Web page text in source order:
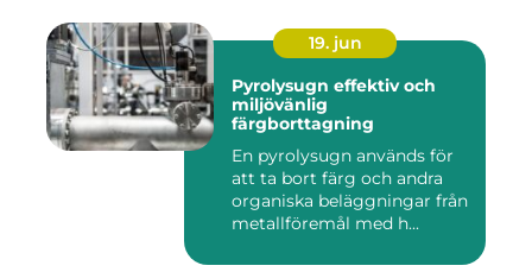
19. jun
Pyrolysugn effektiv och
miljövänlig
färgborttagning
En pyrolysugn används för
att ta bort färg och andra
organiska beläggningar från
metallföremål med h...